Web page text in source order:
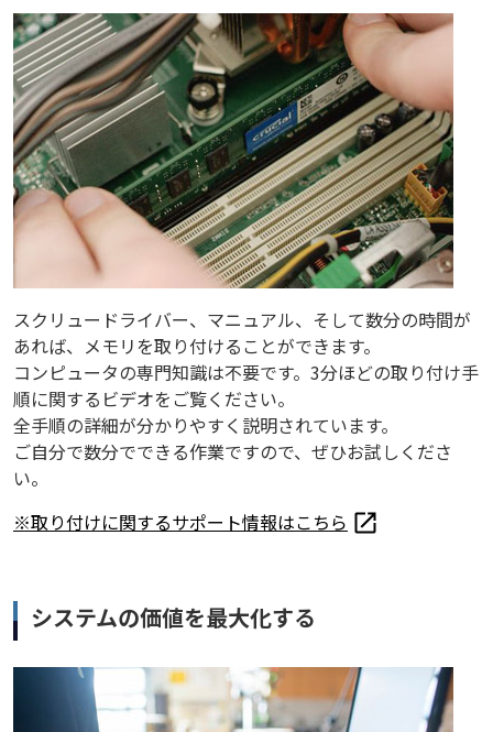
スクリュードライバー、マニュアル、そして数分の時間が
あれば、メモリを取り付けることができます。
コンピュータの専門知識は不要です。3分ほどの取り付け手
順に関するビデオをご覧ください。
全手順の詳細が分かりやすく説明されています。
ご自分で数分でできる作業ですので、ぜひお試しくださ
い。
※取り付けに関するサポート情報はこちら
システムの価値を最大化する